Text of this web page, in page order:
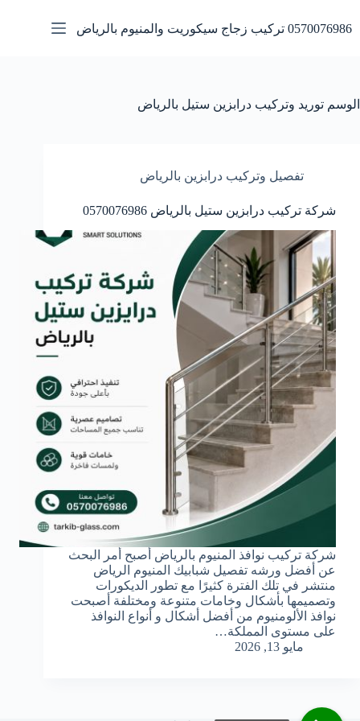
إلى
المحتوى
0570076986 تركيب زجاج سيكوريت والمنيوم بالرياض
الوسم توريد وتركيب درابزين ستيل بالرياض
تفصيل وتركيب درابزين بالرياض
شركة تركيب درابزين ستيل بالرياض 0570076986
شركة تركيب نوافذ المنيوم بالرياض أصبح أمر البحث
عن أفضل ورشه تفصيل شبابيك المنيوم الرياض
منتشر في تلك الفترة كثيرًا مع تطور الديكورات
وتصميمها بأشكال وخامات متنوعة ومختلفة أصبحت
نوافذ الألومنيوم من أفضل أشكال و أنواع النوافذ
على مستوى المملكة…
مايو 13, 2026